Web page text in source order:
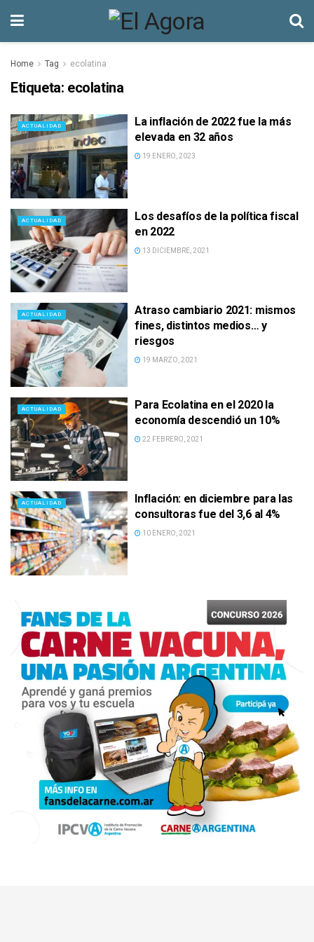
Home Tag ecolatina
Etiqueta: ecolatina
ACTUALIDAD
La inflación de 2022 fue la más
elevada en 32 años
19 ENERO, 2023
ACTUALIDAD
Los desafíos de la política fiscal
en 2022
13 DICIEMBRE, 2021
ACTUALIDAD
Atraso cambiario 2021: mismos
fines, distintos medios… y
riesgos
19 MARZO, 2021
ACTUALIDAD
Para Ecolatina en el 2020 la
economía descendió un 10%
22 FEBRERO, 2021
ACTUALIDAD
Inflación: en diciembre para las
consultoras fue del 3,6 al 4%
10 ENERO, 2021